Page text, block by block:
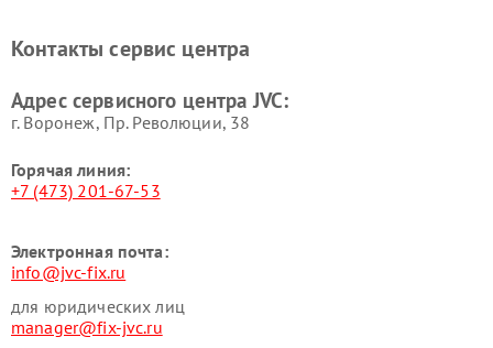
Контакты сервис центра
Адрес сервисного центра JVC:
г. Воронеж, Пр. Революции, 38
Горячая линия:
+7 (473) 201-67-53
Электронная почта:
info@jvc-fix.ru
для юридических лиц
manager@fix-jvc.ru